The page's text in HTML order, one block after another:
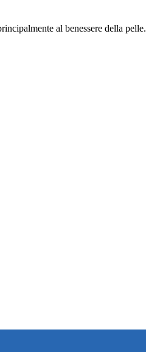
al benessere della pelle.